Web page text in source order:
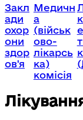
Закл
ади
охор
они
здор
ов'я
Медичн
а
(військ
ово-
лікарсь
ка)
комісія